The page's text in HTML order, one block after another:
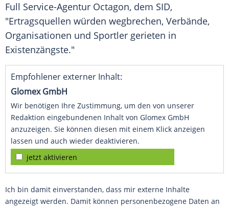
Full Service-Agentur Octagon, dem SID,
"Ertragsquellen würden wegbrechen, Verbände,
Organisationen und Sportler gerieten in
Existenzängste."
Empfohlener externer Inhalt:
Glomex GmbH
Wir benötigen Ihre Zustimmung, um den von unserer
Redaktion eingebundenen Inhalt von Glomex GmbH
anzuzeigen. Sie können diesen mit einem Klick anzeigen
lassen und auch wieder deaktivieren.
jetzt aktivieren
Ich bin damit einverstanden, dass mir externe Inhalte
angezeigt werden. Damit können personenbezogene Daten an